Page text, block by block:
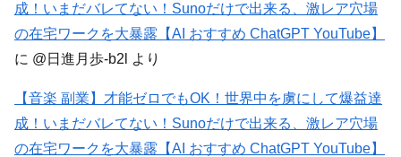
成！いまだバレてない！Sunoだけで出来る、激レア穴場
の在宅ワークを大暴露【AI おすすめ ChatGPT YouTube】
に @日進月歩-b2l より
【音楽 副業】才能ゼロでもOK！世界中を虜にして爆益達
成！いまだバレてない！Sunoだけで出来る、激レア穴場
の在宅ワークを大暴露【AI おすすめ ChatGPT YouTube】